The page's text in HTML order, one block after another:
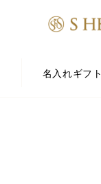
名入れギフト